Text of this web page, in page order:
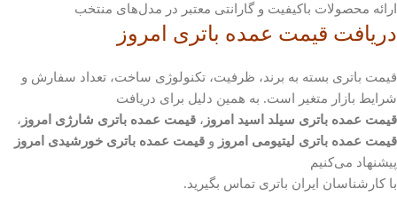
ارائه محصولات باکیفیت و گارانتی معتبر در مدل‌های منتخب
دریافت قیمت عمده باتری امروز
قیمت باتری بسته به برند، ظرفیت، تکنولوژی ساخت، تعداد سفارش و
شرایط بازار متغیر است. به همین دلیل برای دریافت
قیمت عمده باتری سیلد اسید امروز ، قیمت عمده باتری شارژی امروز ،
قیمت عمده باتری لیتیومی امروز و قیمت عمده باتری خورشیدی امروز
پیشنهاد می‌کنیم
با کارشناسان ایران باتری تماس بگیرید.